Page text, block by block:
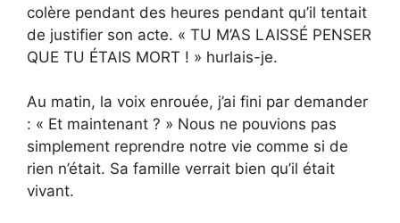
colère pendant des heures pendant qu’il tentait
de justifier son acte. « TU M’AS LAISSÉ PENSER
QUE TU ÉTAIS MORT ! » hurlais-je.
Au matin, la voix enrouée, j’ai fini par demander
: « Et maintenant ? » Nous ne pouvions pas
simplement reprendre notre vie comme si de
rien n’était. Sa famille verrait bien qu’il était
vivant.